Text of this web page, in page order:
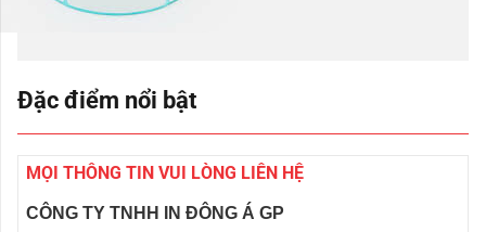
Đặc điểm nổi bật
MỌI THÔNG TIN VUI LÒNG LIÊN HỆ
CÔNG TY TNHH IN ĐÔNG Á GP